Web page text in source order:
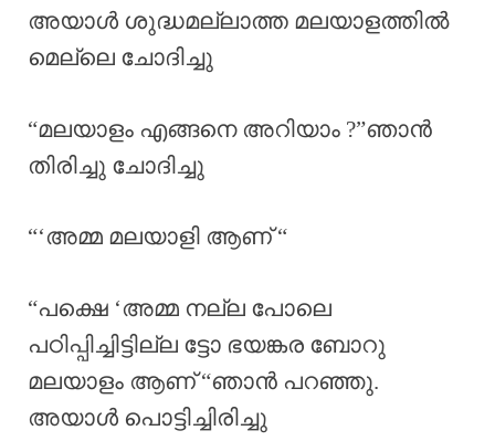
അയാൾ ശുദ്ധമല്ലാത്ത മലയാളത്തിൽ
മെല്ലെ ചോദിച്ചു
“മലയാളം എങ്ങനെ അറിയാം ?”ഞാൻ
തിരിച്ചു ചോദിച്ചു
“‘അമ്മ മലയാളി ആണ് “
“പക്ഷെ ‘അമ്മ നല്ല പോലെ
പഠിപ്പിച്ചിട്ടില്ല ട്ടോ ഭയങ്കര ബോറു
മലയാളം ആണ് “ഞാൻ പറഞ്ഞു.
അയാൾ പൊട്ടിച്ചിരിച്ചു